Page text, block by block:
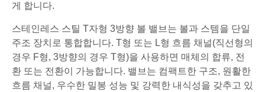
게 합니다.
스테인레스 스틸 T자형 3방향 볼 밸브는 볼과 스템을 단일
주조 장치로 통합합니다. T형 또는 L형 흐름 채널(직선형의
경우 F형, 3방향의 경우 T형)을 사용하면 매체의 합류, 전
환 또는 전환이 가능합니다. 밸브는 컴팩트한 구조, 원활한
흐름 채널, 우수한 밀봉 성능 및 강력한 내식성을 갖추고 있